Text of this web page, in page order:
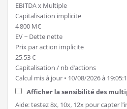
EBITDA x Multiple
Capitalisation implicite
4 800 M€
EV − Dette nette
Prix par action implicite
25,53 €
Capitalisation / nb d’actions
Calcul mis à jour • 10/08/2026 à
Afficher la sensibilité des
Aide: testez 8x, 10x, 12x pour capter